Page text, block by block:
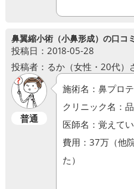
鼻翼縮小術（小鼻形成）の口コ
投稿日：2018-05-28
投稿者：るか（女性・20代）
普通
施術名：鼻プロ
クリニック名：
医師名：覚えて
費用：37万（他
た）